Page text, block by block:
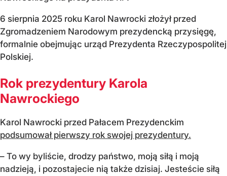
6 sierpnia 2025 roku Karol Nawrocki złożył przed
Zgromadzeniem Narodowym prezydencką przysięgę,
formalnie obejmując urząd Prezydenta Rzeczypospolitej
Polskiej.
Rok prezydentury Karola
Nawrockiego
Karol Nawrocki przed Pałacem Prezydenckim
podsumował pierwszy rok swojej prezydentury.
– To wy byliście, drodzy państwo, moją siłą i moją
nadzieją, i pozostajecie nią także dzisiaj. Jesteście siłą